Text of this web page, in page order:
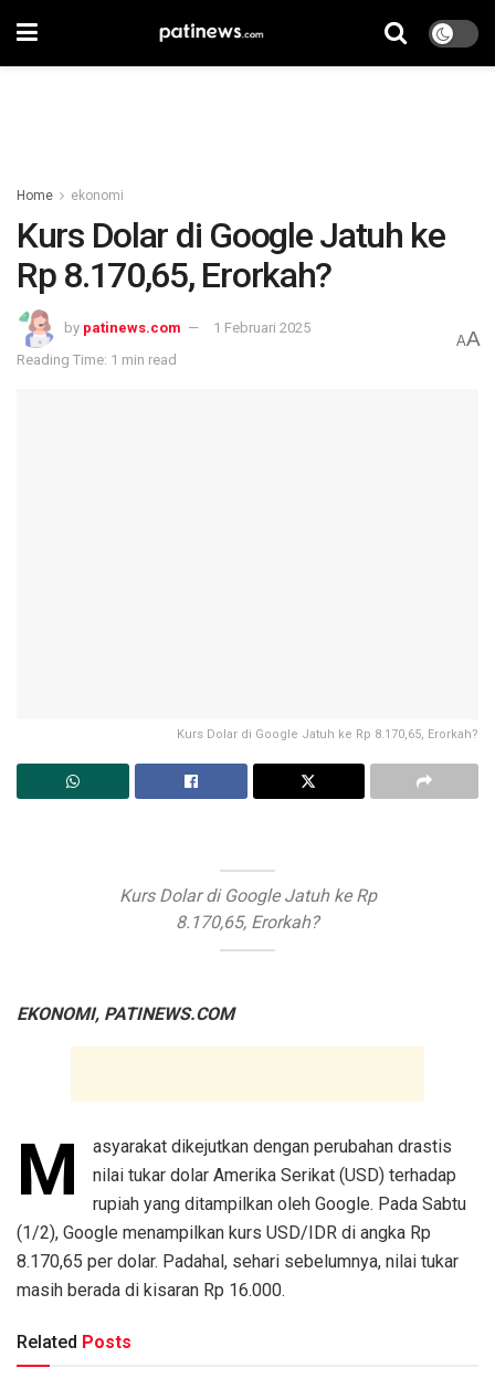
Home ekonomi
Kurs Dolar di Google Jatuh ke
Rp 8.170,65, Erorkah?
by patinews.com
1 Februari 2025
Reading Time: 1 min read
AA
Kurs Dolar di Google Jatuh ke Rp 8.170,65, Erorkah?
Kurs Dolar di Google Jatuh ke Rp
8.170,65, Erorkah?
EKONOMI, PATINEWS.COM
M
asyarakat dikejutkan dengan perubahan drastis
nilai tukar dolar Amerika Serikat (USD) terhadap
rupiah yang ditampilkan oleh Google. Pada Sabtu
(1/2), Google menampilkan kurs USD/IDR di angka Rp
8.170,65 per dolar. Padahal, sehari sebelumnya, nilai tukar
masih berada di kisaran Rp 16.000.
Related Posts